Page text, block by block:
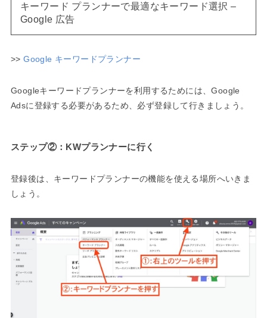
キーワード プランナーで最適なキーワード選択 –
Google 広告
>>Google キーワードプランナー
Googleキーワードプランナーを利用するためには、Google
Adsに登録する必要があるため、必ず登録して行きましょう。
ステップ②：KWプランナーに行く
登録後は、キーワードプランナーの機能を使える場所へいきま
しょう。